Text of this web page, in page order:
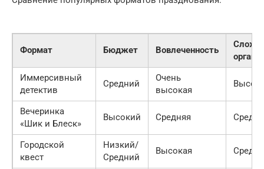
Формат Бюджет Вовлеченность
Иммерсивный
детектив
Средний
Очень
высокая
Вечеринка
«Шик и Блеск»
Высокий Средняя
Городской
квест
Низкий/
Средний
Высокая